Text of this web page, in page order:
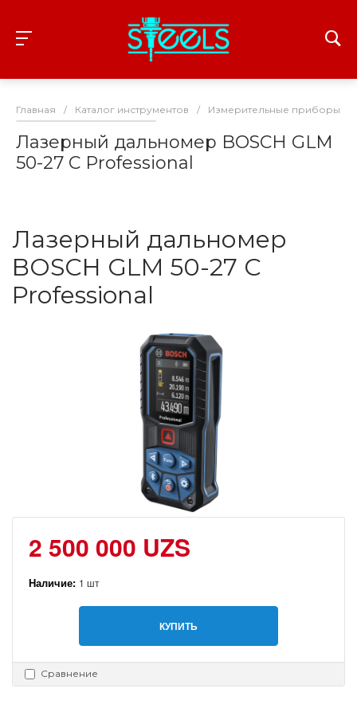
Главная / Каталог инструментов / Измерительные приборы
Лазерный дальномер BOSCH GLM
50-27 C Professional
Лазерный дальномер
BOSCH GLM 50-27 C
Professional
2 500 000 UZS
Наличие: 1 шт
КУПИТЬ
Сравнение